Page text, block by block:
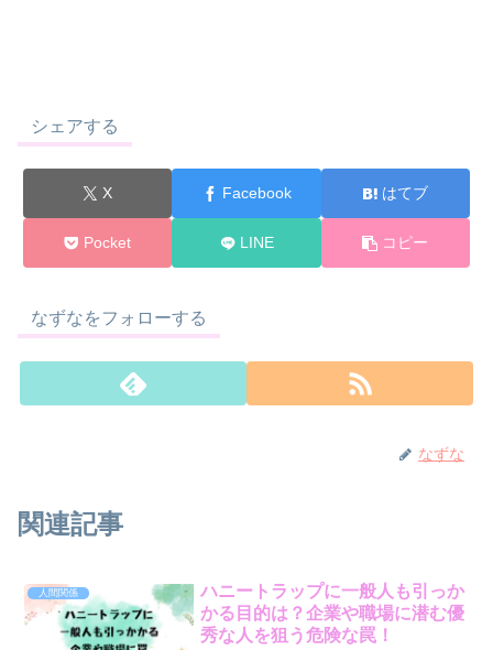
シェアする
X Facebook はてブ
Pocket LINE コピー
なずなをフォローする
なずな
関連記事
人間関係
ハニートラップに一般人も引っか
かる目的は？企業や職場に潜む優
秀な人を狙う危険な罠！